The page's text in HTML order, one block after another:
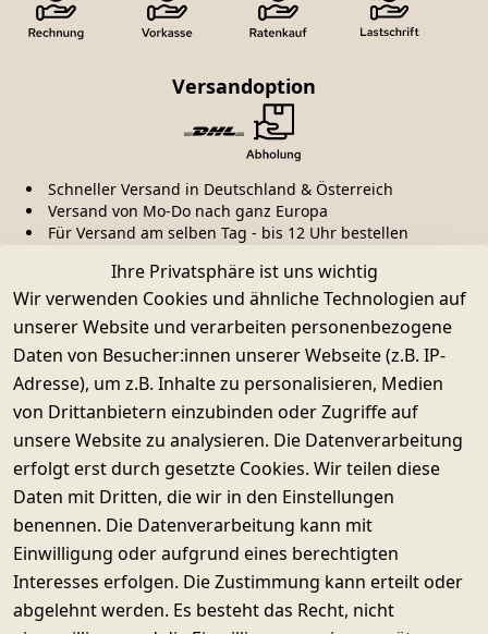
Ihre Privatsphäre ist uns wichtig
Wir verwenden Cookies und ähnliche Technologien auf
unserer Website und verarbeiten personenbezogene
Daten von Besucher:innen unserer Webseite (z.B. IP-
Adresse), um z.B. Inhalte zu personalisieren, Medien
von Drittanbietern einzubinden oder Zugriffe auf
unsere Website zu analysieren. Die Datenverarbeitung
erfolgt erst durch gesetzte Cookies. Wir teilen diese
Daten mit Dritten, die wir in den Einstellungen
benennen. Die Datenverarbeitung kann mit
Einwilligung oder aufgrund eines berechtigten
Interesses erfolgen. Die Zustimmung kann erteilt oder
abgelehnt werden. Es besteht das Recht, nicht
Versandoption
Schneller Versand in Deutschland & Österreich
Versand von Mo-Do nach ganz Europa
Für Versand am selben Tag - bis 12 Uhr bestellen
Kauf ohne Risiko
Käuferschutz & Datenschutz
Sichere SSL-Verschlüsselung
Widerrufsrecht
© SUPERWURM GmbH & Co. KG
Impressum
Datenschutz
Barrierefreiheitserklärung